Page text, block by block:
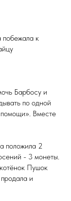
к
Барбосу и
по одной
Вместе
положила 2
- 3 монеты.
Пушок
и